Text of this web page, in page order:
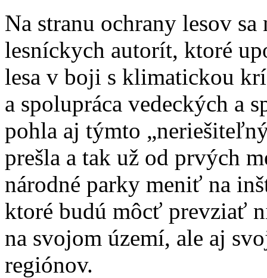
Na stranu ochrany lesov
lesníckych autorít, ktoré
lesa v boji s klimatickou
a spolupráca vedeckých a
pohla aj týmto
prešla a tak už od prvých
národné parky meniť na
ktoré budú môcť prevziať
na svojom území, ale aj
regiónov.